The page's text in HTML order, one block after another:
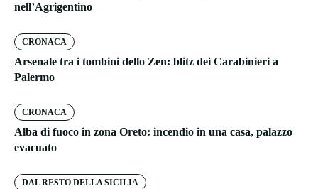
nell’Agrigentino
CRONACA
Arsenale tra i tombini dello Zen: blitz dei Carabinieri a
Palermo
CRONACA
Alba di fuoco in zona Oreto: incendio in una casa, palazzo
evacuato
DAL RESTO DELLA SICILIA